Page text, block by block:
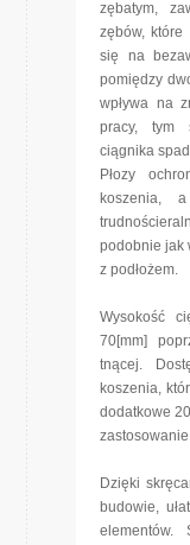
zębatym,
zębów, które
się na
pomiędzy
wpływa na
pracy, tym
ciągnika
Płozy
koszenia,
podobnie jak
z podłożem.
Wysokość
70[mm]
tnącej.
koszenia,
dodatkowe
Dzięki
budowie,
elementów.